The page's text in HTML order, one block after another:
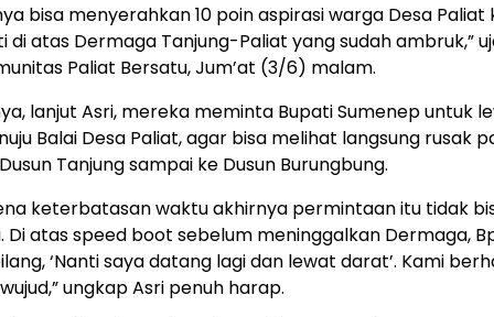
bisa menyerahkan 10 poin aspirasi warga Desa Paliat
di atas Dermaga Tanjung-Paliat yang sudah ambruk,”
Paliat Bersatu, Jum’at (3/6) malam.
lanjut Asri, mereka meminta Bupati Sumenep untuk
Balai Desa Paliat, agar bisa melihat langsung rusak
Tanjung sampai ke Dusun Burungbung.
keterbatasan waktu akhirnya permintaan itu tidak
Di atas speed boot sebelum meninggalkan Dermaga,
‘Nanti saya datang lagi dan lewat darat’. Kami
ungkap Asri penuh harap.